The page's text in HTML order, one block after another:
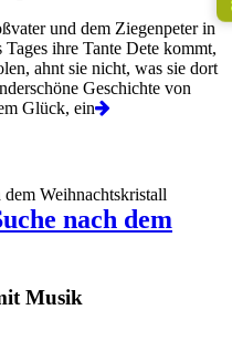
und dem Ziegenpeter in
ihre Tante Dete kommt,
ahnt sie nicht, was sie dort
Geschichte von
Glück, ein
nach dem
Musik